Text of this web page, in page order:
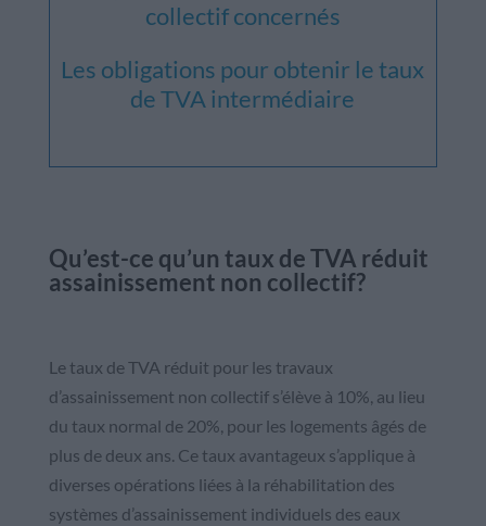
collectif concernés
Les obligations pour obtenir le taux
de TVA intermédiaire
Qu’est-ce qu’un taux de TVA réduit
assainissement non collectif?
Le taux de TVA réduit pour les travaux
d’assainissement non collectif s’élève à 10%, au lieu
du taux normal de 20%, pour les logements âgés de
plus de deux ans. Ce taux avantageux s’applique à
diverses opérations liées à la réhabilitation des
systèmes d’assainissement individuels des eaux